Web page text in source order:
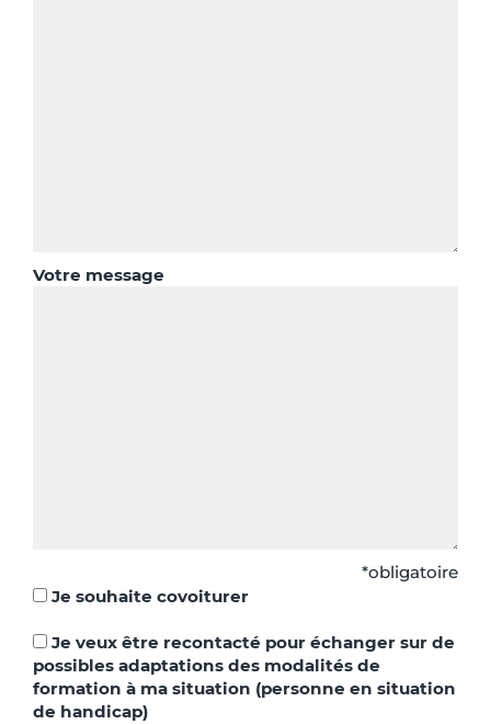
Votre message
*obligatoire
Je souhaite covoiturer
Je veux être recontacté pour échanger sur de
possibles adaptations des modalités de
formation à ma situation (personne en situation
de handicap)